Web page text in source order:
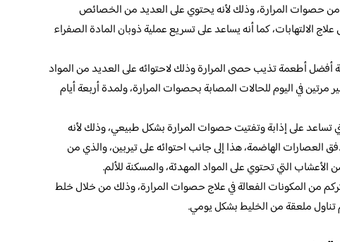
من حصوات المرارة، وذلك لأنه يحتوي على العديد من الخصائص
علاج الالتهابات، كما أنه يساعد على تسريع عملية ذوبان المادة الصفراء
أفضل أطعمة تذيب حصى المرارة وذلك لاحتوائه على العديد من المواد
مرتين في اليوم للحالات المصابة بحصوات المرارة، ولمدة أربعة أيام
تساعد على إذابة وتفتيت حصوات المرارة بشكل طبيعي، وذلك لأنه
العصارات الهاضمة، هذا إلى جانب احتوائه على تيربين، والذي من
التي تحتوي على المواد المهدئة، والمسكنة للألم.
من المكونات الفعالة في علاج حصوات المرارة، وذلك من خلال خلط
ملعقة من الخليط بشكل يومي.